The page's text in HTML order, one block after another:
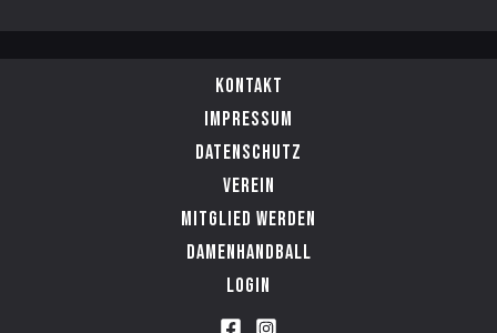
Kontakt
Impressum
Datenschutz
Verein
Mitglied werden
Damenhandball
Login